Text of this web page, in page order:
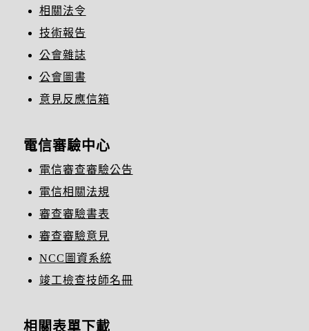
相關法令
技術報告
公會雜誌
公會圖書
意見反應信箱
電信審驗中心
電信審查審驗公告
電信相關法規
審查審驗書表
審查審驗意見
NCC圖資系統
竣工檢查技師名冊
相關表單下載